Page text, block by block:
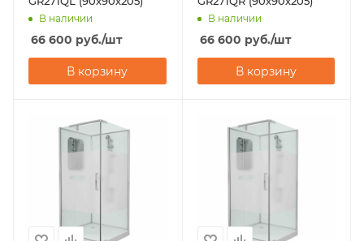
В наличии
66 600 руб./шт
В корзину
В наличии
66 600 руб./шт
В корзину